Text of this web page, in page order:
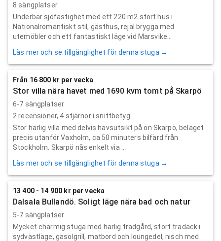
8 sängplatser
Underbar sjöfastighet med ett 220 m2 stort hus i
Nationalromantiskt stil, gästhus, rejäl brygga med
utemöbler och ett fantastiskt läge vid Marsvike...
Läs mer och se tillgänglighet för denna stuga →
Från 16 800 kr per vecka
Stor villa nära havet med 1690 kvm tomt på Skarpö
6-7 sängplatser
2 recensioner, 4 stjärnor i snittbetyg
Stor härlig villa med delvis havsutsikt på ön Skarpö, beläget
precis utanför Vaxholm, ca 50 minuters bilfärd från
Stockholm. Skarpö nås enkelt via ...
Läs mer och se tillgänglighet för denna stuga →
13 400 - 14 900 kr per vecka
Dalsala Bullandö. Soligt läge nära bad och natur
5-7 sängplatser
Mycket charmig stuga med härlig trädgård, stort trädäck i
sydvästläge, gasolgrill, matbord och loungedel, nisch med